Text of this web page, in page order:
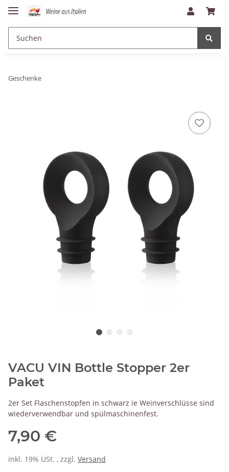
Geschenke
VACU VIN Bottle Stopper 2er
Paket
2er Set Flaschenstopfen in schwarz ie Weinverschlüsse sind
wiederverwendbar und spülmaschinenfest.
7,90 €
inkl. 19% USt. , zzgl. Versand